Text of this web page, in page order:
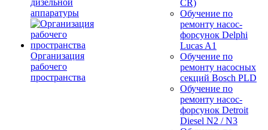
дизельной
аппаратуры
Организация
рабочего
пространства
CR)
Обучение по
ремонту насос-
форсунок Delphi
Lucas A1
Обучение по
ремонту насосных
секций Bosch PLD
Обучение по
ремонту насос-
форсунок Detroit
Diesel N2 / N3